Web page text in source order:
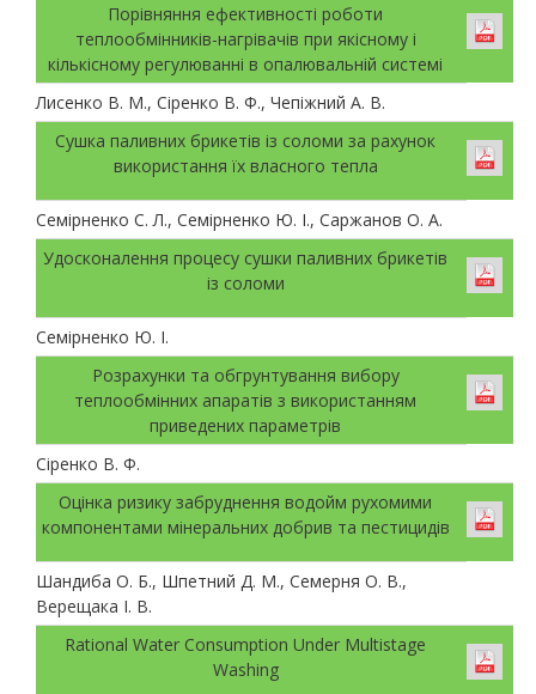
Порівняння ефективності роботи
теплообмінників-нагрівачів при якісному і
кількісному регулюванні в опалювальній системі
Лисенко В. М., Сіренко В. Ф., Чепіжний А. В.
Сушка паливних брикетів із соломи за рахунок
використання їх власного тепла
Семірненко С. Л., Семірненко Ю. І., Саржанов О. А.
Удосконалення процесу сушки паливних брикетів
із соломи
Семірненко Ю. І.
Розрахунки та обгрунтування вибору
теплообмінних апаратів з використанням
приведених параметрів
Сіренко В. Ф.
Оцінка ризику забруднення водойм рухомими
компонентами мінеральних добрив та пестицидів
Шандиба О. Б., Шпетний Д. М., Семерня О. В.,
Верещака І. В.
Rational Water Consumption Under Multistage
Washing